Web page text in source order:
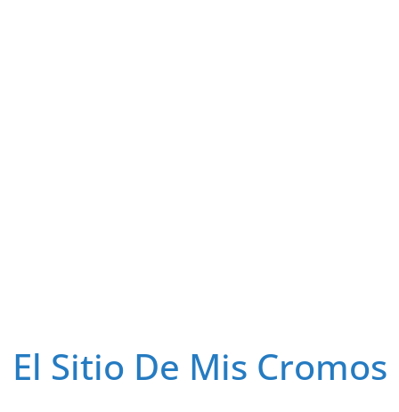
El Sitio De Mis Cromos